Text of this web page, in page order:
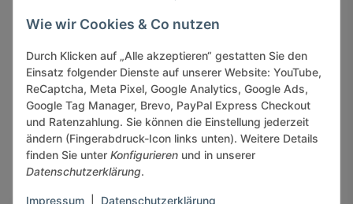
INFORMATIONEN
GESETZLICHE INFORMATIONEN
Sicher bezahlen via:
Wie wir Cookies & Co nutzen
Durch Klicken auf „Alle akzeptieren“ gestatten Sie den
Einsatz folgender Dienste auf unserer Website: YouTube,
ReCaptcha, Meta Pixel, Google Analytics, Google Ads,
Google Tag Manager, Brevo, PayPal Express Checkout
und Ratenzahlung. Sie können die Einstellung jederzeit
ändern (Fingerabdruck-Icon links unten). Weitere Details
finden Sie unter Konfigurieren und in unserer
Datenschutzerklärung.
Impressum Datenschutzerklärung